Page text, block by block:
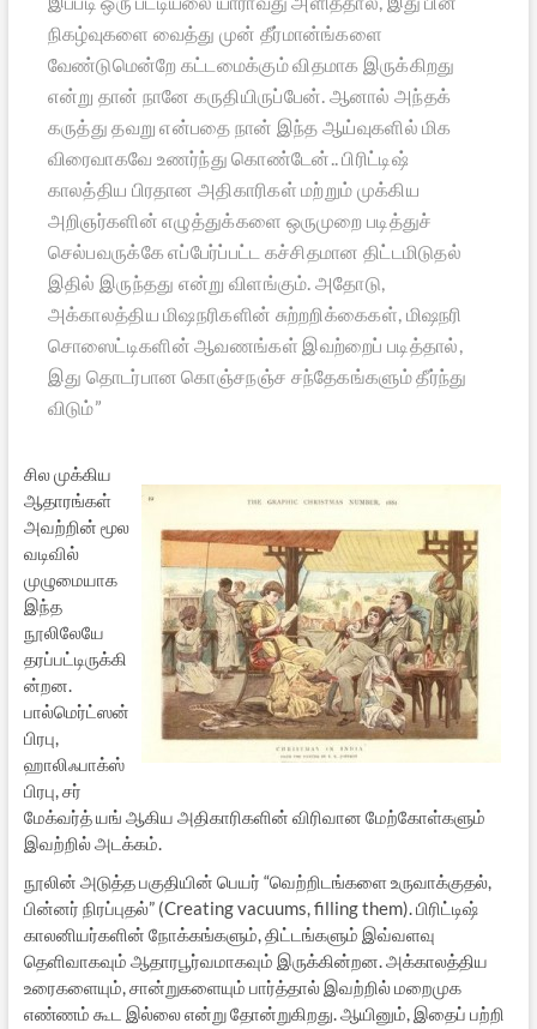
நிகழ்வுகளை வைத்து முன் தீர்மான்ங்களை
வேண்டுமென்றே கட்டமைக்கும் விதமாக இருக்கிறது
என்று தான் நானே கருதியிருப்பேன். ஆனால் அந்தக்
கருத்து தவறு என்பதை நான் இந்த ஆய்வுகளில் மிக
விரைவாகவே உணர்ந்து கொண்டேன்.. பிரிட்டிஷ்
காலத்திய பிரதான அதிகாரிகள் மற்றும் முக்கிய
அறிஞர்களின் எழுத்துக்களை ஒருமுறை படித்துச்
செல்பவருக்கே எப்பேர்ப்பட்ட கச்சிதமான திட்டமிடுதல்
இதில் இருந்தது என்று விளங்கும். அதோடு,
அக்காலத்திய மிஷநரிகளின் சுற்றறிக்கைகள், மிஷநரி
சொஸைட்டிகளின் ஆவணங்கள் இவற்றைப் படித்தால்,
இது தொடர்பான கொஞ்சநஞ்ச சந்தேகங்களும் தீர்ந்து
விடும்”
சில முக்கிய
ஆதாரங்கள்
அவற்றின் மூல
வடிவில்
முழுமையாக
இந்த
நூலிலேயே
தரப்பட்டிருக்கி
ன்றன.
பால்மெர்ட்ஸன்
பிரபு,
ஹாலிஃபாக்ஸ்
பிரபு, சர்
மேக்வர்த் யங் ஆகிய அதிகாரிகளின் விரிவான மேற்கோள்களும்
இவற்றில் அடக்கம்.
நூலின் அடுத்த பகுதியின் பெயர் “வெற்றிடங்களை உருவாக்குதல்,
பின்னர் நிரப்புதல்” (Creating vacuums, filling them). பிரிட்டிஷ்
காலனியர்களின் நோக்கங்களும், திட்டங்களும் இவ்வளவு
தெளிவாகவும் ஆதாரபூர்வமாகவும் இருக்கின்றன. அக்காலத்திய
உரைகளையும், சான்றுகளையும் பார்த்தால் இவற்றில் மறைமுக
எண்ணம் கூட இல்லை என்று தோன்றுகிறது. ஆயினும், இதைப் பற்றி